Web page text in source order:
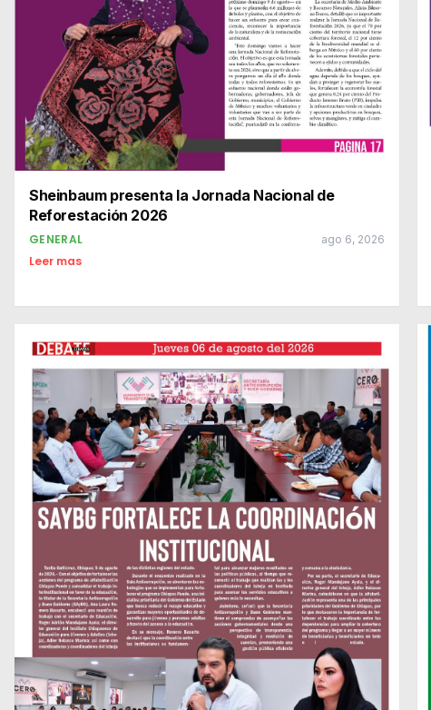
Sheinbaum presenta la Jornada Nacional de
Reforestación 2026
GENERAL ago 6, 2026
Leer mas